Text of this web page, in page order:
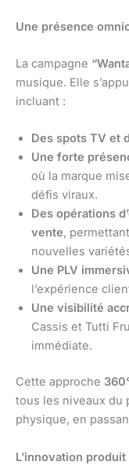
Une présence
La campagne
musique. Elle
incluant :
Des spots TV et
Une forte
où la marque
défis viraux.
Des opérations
vente,
nouvelles
Une PLV
l’expérience
Une visibilité
Cassis et Tutti
immédiate.
Cette approche
tous les niveaux du
physique, en
L’innovation